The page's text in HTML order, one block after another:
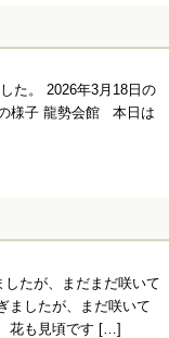
た。 2026年3月18日の
様子 龍勢会館 本日は
たが、まだまだ咲いて
ましたが、まだ咲いて
花も見頃です […]